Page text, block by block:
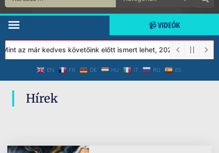
📹 VIDEÓK
az már kedves követőink előtt ismert lehet, 2023-tól a Védett
EN FR DE HU IT RU ES
Hírek